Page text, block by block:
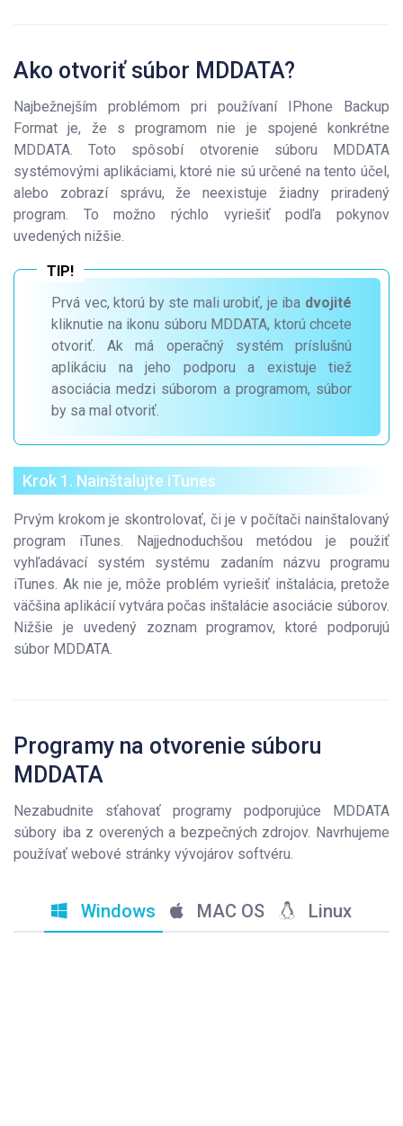
Ako otvoriť súbor MDDATA?
Najbežnejším problémom pri používaní IPhone Backup
Format je, že s programom nie je spojené konkrétne
MDDATA. Toto spôsobí otvorenie súboru MDDATA
systémovými aplikáciami, ktoré nie sú určené na tento účel,
alebo zobrazí správu, že neexistuje žiadny priradený
program. To možno rýchlo vyriešiť podľa pokynov
uvedených nižšie.
Prvá vec, ktorú by ste mali urobiť, je iba dvojité
kliknutie na ikonu súboru MDDATA, ktorú chcete
otvoriť. Ak má operačný systém príslušnú
aplikáciu na jeho podporu a existuje tiež
asociácia medzi súborom a programom, súbor
by sa mal otvoriť.
Krok 1. Nainštalujte iTunes
Prvým krokom je skontrolovať, či je v počítači nainštalovaný
program iTunes. Najjednoduchšou metódou je použiť
vyhľadávací systém systému zadaním názvu programu
iTunes. Ak nie je, môže problém vyriešiť inštalácia, pretože
väčšina aplikácií vytvára počas inštalácie asociácie súborov.
Nižšie je uvedený zoznam programov, ktoré podporujú
súbor MDDATA.
Programy na otvorenie súboru
MDDATA
Nezabudnite sťahovať programy podporujúce MDDATA
súbory iba z overených a bezpečných zdrojov. Navrhujeme
používať webové stránky vývojárov softvéru.
Windows MAC OS Linux